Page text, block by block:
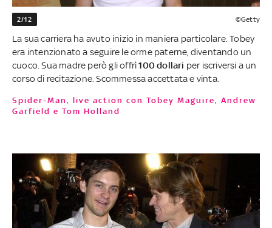
2/12 ©Getty
La sua carriera ha avuto inizio in maniera particolare. Tobey
era intenzionato a seguire le orme paterne, diventando un
cuoco. Sua madre però gli offrì100 dollari per iscriversi a un
corso di recitazione. Scommessa accettata e vinta.
Spider-Man, live action con Tobey Maguire, Andrew
Garfield e Tom Holland